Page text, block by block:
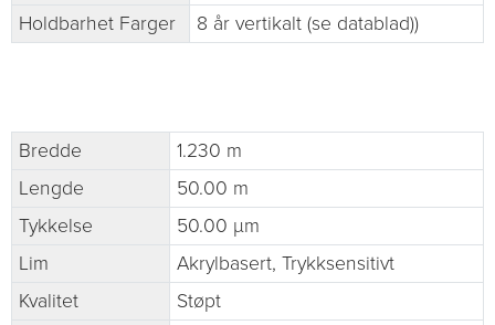
Holdbarhet Farger 8 år vertikalt (se datablad))
Bredde
1.230 m
Lengde
50.00 m
Tykkelse
50.00 µm
Lim
Akrylbasert, Trykksensitivt
Kvalitet
Støpt